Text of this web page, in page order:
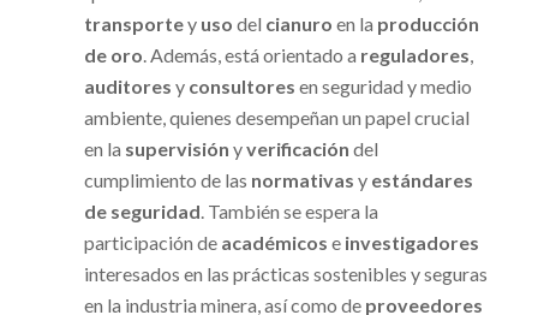
transportey uso del cianuro en la producción
de oro. Además, está orientado a reguladores,
auditores y consultores en seguridad y medio
ambiente, quienes desempeñan un papel crucial
en la supervisión yverificación del
cumplimiento de las normativas y estándares
de seguridad. También se espera la
participación de académicos e investigadores
interesados en las prácticas sostenibles y seguras
en la industria minera, así como de proveedores